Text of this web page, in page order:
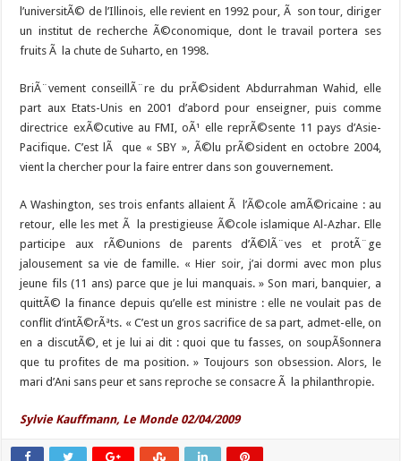
l’universitÃ© de l’Illinois, elle revient en 1992 pour, Ã son tour, diriger
un institut de recherche Ã©conomique, dont le travail portera ses
fruits Ã la chute de Suharto, en 1998.
BriÃ¨vement conseillÃ¨re du prÃ©sident Abdurrahman Wahid , elle
part aux Etats-Unis en 2001 d’abord pour enseigner, puis comme
directrice exÃ©cutive au FMI, oÃ¹ elle reprÃ©sente 11 pays d’Asie-
Pacifique. C’est lÃ que « SBY », Ã©lu prÃ©sident en octobre 2004,
vient la chercher pour la faire entrer dans son gouvernement.
A Washington, ses trois enfants allaient Ã l’Ã©cole amÃ©ricaine : au
retour, elle les met Ã la prestigieuse Ã©cole islamique Al-Azhar. Elle
participe aux rÃ©unions de parents d’Ã©lÃ¨ves et protÃ¨ge
jalousement sa vie de famille. « Hier soir, j’ai dormi avec mon plus
jeune fils (11 ans) parce que je lui manquais. » Son mari, banquier, a
quittÃ© la finance depuis qu’elle est ministre : elle ne voulait pas de
conflit d’intÃ©rÃªts. « C’est un gros sacrifice de sa part, admet-elle, on
en a discutÃ©, et je lui ai dit : quoi que tu fasses, on soupÃ§onnera
que tu profites de ma position. » Toujours son obsession. Alors, le
mari d’Ani sans peur et sans reproche se consacre Ã la philanthropie.
Sylvie Kauffmann, Le Monde 02/04/2009